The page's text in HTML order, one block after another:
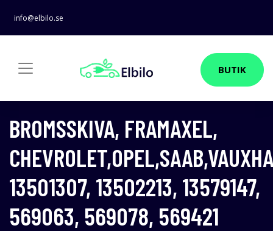
info@elbilo.se
BUTIK
BROMSSKIVA, FRAMAXEL,
13501307, 13502213, 13579147,
569063, 569078, 569421